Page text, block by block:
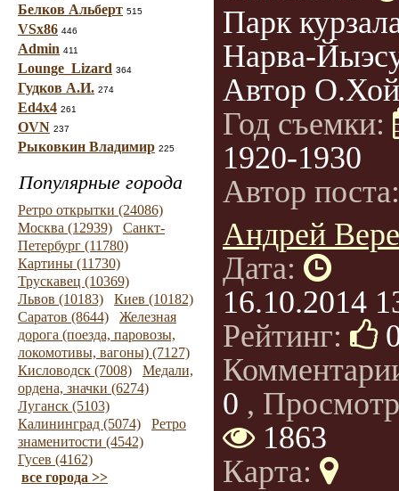
Белков Альберт 515
VSx86 446
Admin 411
Lounge_Lizard 364
Гудков А.И. 274
Ed4x4 261
OVN 237
Рыковкин Владимир 225
Популярные города
Ретро открытки (24086)
Москва (12939)
Санкт-
Петербург (11780)
Картины (11730)
Трускавец (10369)
Львов (10183)
Киев (10182)
Саратов (8644)
Железная
дорога (поезда, паровозы,
локомотивы, вагоны) (7127)
Кисловодск (7008)
Медали,
ордена, значки (6274)
Луганск (5103)
Калининград (5074)
Ретро
знаменитости (4542)
Гусев (4162)
все города >>
Парк
Нарва-
Автор
Год съемки:
1920-1930
Автор
Андрей
Дата:
16.10.2014
Рейтинг:
0 ,
1863
Карта: